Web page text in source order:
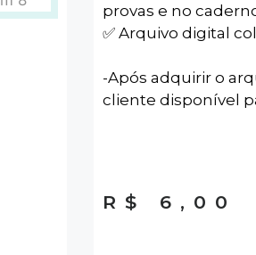
provas e no
✅️ Arquivo digital
-Após adquirir o
cliente disponível
R$ 6,00